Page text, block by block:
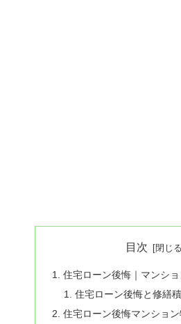
目次
住宅ローン後悔｜マンシ
住宅ローン後悔と修繕
住宅ローン後悔マンショ